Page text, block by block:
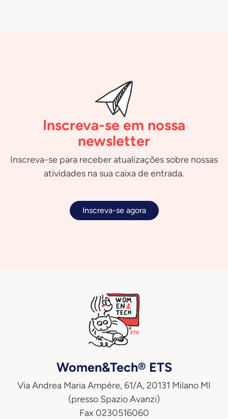
Inscreva-se em nossa
newsletter
Inscreva-se para receber atualizações sobre nossas
atividades na sua caixa de entrada.
Inscreva-se agora
Women&Tech® ETS
Via Andrea Maria Ampère, 61/A, 20131 Milano MI
(presso Spazio Avanzi)
Fax 0230516060